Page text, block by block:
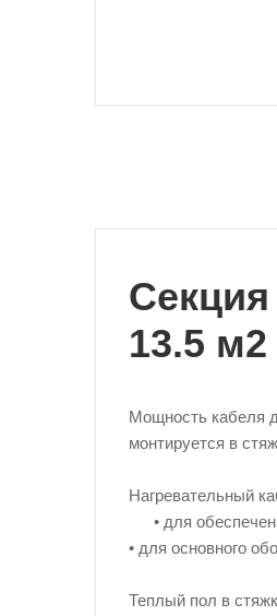
13.5 м2
Мощность кабеля
монтируется в
Нагревательный
• для
• для основного
Теплый пол в